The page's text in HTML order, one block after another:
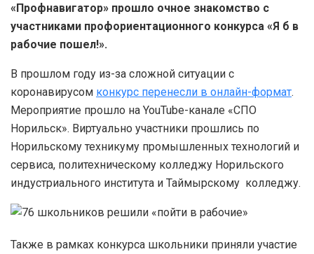
«Профнавигатор» прошло очное знакомство с
участниками профориентационного конкурса «Я б в
рабочие пошел!».
В прошлом году из-за сложной ситуации с
коронавирусом конкурс перенесли в онлайн-формат.
Мероприятие прошло на YouTube-канале «СПО
Норильск». Виртуально участники прошлись по
Норильскому техникуму промышленных технологий и
сервиса, политехническому колледжу Норильского
индустриального института и Таймырскому колледжу.
Также в рамках конкурса школьники приняли участие